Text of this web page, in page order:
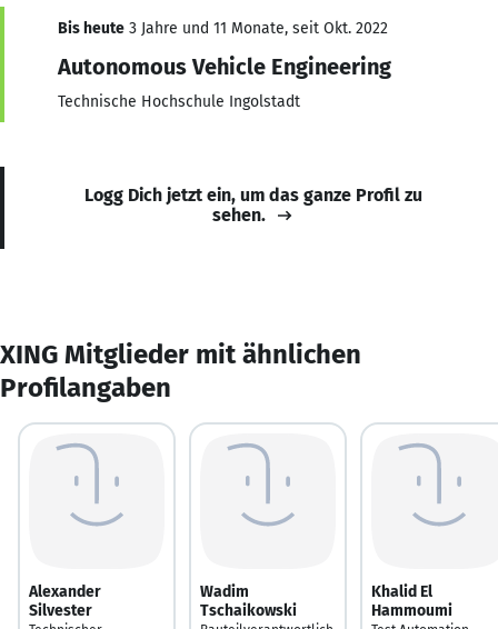
Bis heute 3 Jahre und 11 Monate, seit Okt. 2022
Autonomous Vehicle Engineering
Technische Hochschule Ingolstadt
Logg Dich jetzt ein, um das ganze Profil zu
sehen.
XING Mitglieder mit ähnlichen
Profilangaben
Alexander
Silvester
Wadim
Tschaikowski
Khalid El
Hammoumi